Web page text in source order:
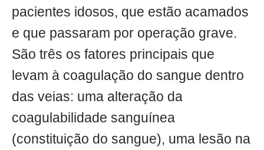
pacientes idosos, que estão acamados
e que passaram por operação grave.
São três os fatores principais que
levam à coagulação do sangue dentro
das veias: uma alteração da
coagulabilidade sanguínea
(constituição do sangue), uma lesão na